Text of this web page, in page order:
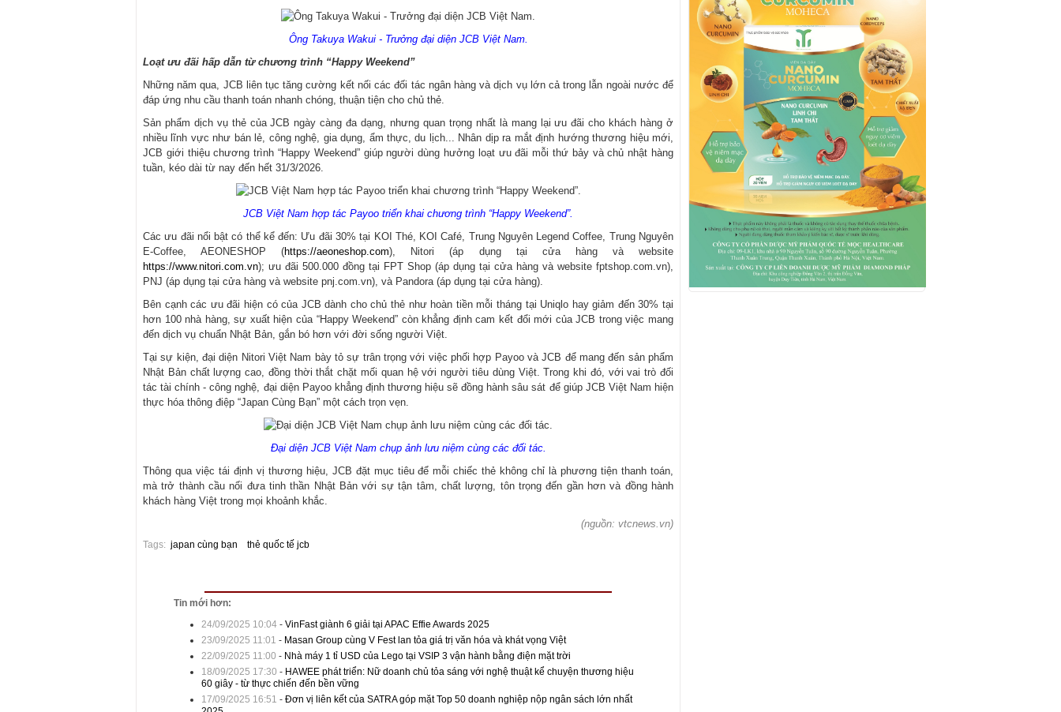
Ông Takuya Wakui - Trưởng đại diện JCB Việt Nam.
Loạt ưu đãi hấp dẫn từ chương trình “Happy Weekend”
Những năm qua, JCB liên tục tăng cường kết nối các đối tác ngân hàng và dịch vụ lớn cả trong lẫn ngoài nước để
đáp ứng nhu cầu thanh toán nhanh chóng, thuận tiện cho chủ thẻ.
Sản phẩm dịch vụ thẻ của JCB ngày càng đa dạng, nhưng quan trọng nhất là mang lại ưu đãi cho khách hàng ở
nhiều lĩnh vực như bán lẻ, công nghệ, gia dụng, ẩm thực, du lịch... Nhân dịp ra mắt định hướng thương hiệu mới,
JCB giới thiệu chương trình “Happy Weekend” giúp người dùng hưởng loạt ưu đãi mỗi thứ bảy và chủ nhật hàng
tuần, kéo dài từ nay đến hết 31/3/2026.
JCB Việt Nam hợp tác Payoo triển khai chương trình “Happy Weekend”.
Các ưu đãi nổi bật có thể kể đến: Ưu đãi 30% tại KOI Thé, KOI Café, Trung Nguyên Legend Coffee, Trung Nguyên
E-Coffee, AEONESHOP (https://aeoneshop.com), Nitori (áp dụng tại cửa hàng và website
https://www.nitori.com.vn); ưu đãi 500.000 đồng tại FPT Shop (áp dụng tại cửa hàng và website fptshop.com.vn),
PNJ (áp dụng tại cửa hàng và website pnj.com.vn), và Pandora (áp dụng tại cửa hàng).
Bên cạnh các ưu đãi hiện có của JCB dành cho chủ thẻ như hoàn tiền mỗi tháng tại Uniqlo hay giảm đến 30% tại
hơn 100 nhà hàng, sự xuất hiện của “Happy Weekend” còn khẳng định cam kết đổi mới của JCB trong việc mang
đến dịch vụ chuẩn Nhật Bản, gắn bó hơn với đời sống người Việt.
Tại sự kiện, đại diện Nitori Việt Nam bày tỏ sự trân trọng với việc phối hợp Payoo và JCB để mang đến sản phẩm
Nhật Bản chất lượng cao, đồng thời thắt chặt mối quan hệ với người tiêu dùng Việt. Trong khi đó, với vai trò đối
tác tài chính - công nghệ, đại diện Payoo khẳng định thương hiệu sẽ đồng hành sâu sát để giúp JCB Việt Nam hiện
thực hóa thông điệp “Japan Cùng Bạn” một cách trọn vẹn.
Đại diện JCB Việt Nam chụp ảnh lưu niệm cùng các đối tác.
Thông qua việc tái định vị thương hiệu, JCB đặt mục tiêu để mỗi chiếc thẻ không chỉ là phương tiện thanh toán,
mà trở thành cầu nối đưa tinh thần Nhật Bản với sự tận tâm, chất lượng, tôn trọng đến gần hơn và đồng hành
khách hàng Việt trong mọi khoảnh khắc.
(nguồn: vtcnews.vn)
Tags: japan cùng bạn thẻ quốc tế jcb
Tin mới hơn:
24/09/2025 10:04- VinFast giành 6 giải tại APAC Effie Awards 2025
23/09/2025 11:01 - Masan Group cùng V Fest lan tỏa giá trị văn hóa và khát vọng Việt
22/09/2025 11:00 - Nhà máy 1 tỉ USD của Lego tại VSIP 3 vận hành bằng điện mặt trời
18/09/2025 17:30 - HAWEE phát triển: Nữ doanh chủ tỏa sáng với nghệ thuật kể chuyện thương hiệu
60 giây - từ thực chiến đến bền vững
17/09/2025 16:51 - Đơn vị liên kết của SATRA góp mặt Top 50 doanh nghiệp nộp ngân sách lớn nhất